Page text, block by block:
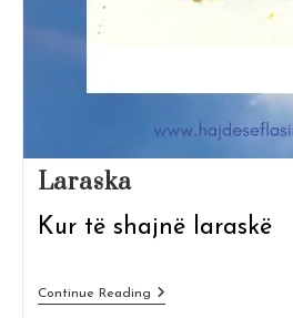
Laraska
Kur të shajnë laraskë
Continue ReadingLaraska